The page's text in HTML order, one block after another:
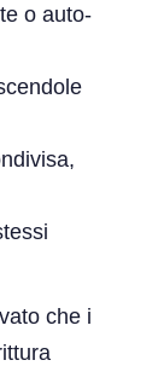
o auto-
che i